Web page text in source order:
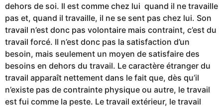
dehors de soi. Il est comme chez lui quand il ne travaille
pas et, quand il travaille, il ne se sent pas chez lui. Son
travail n’est donc pas volontaire mais contraint, c’est du
travail forcé. Il n’est donc pas la satisfaction d’un
besoin, mais seulement un moyen de satisfaire des
besoins en dehors du travail. Le caractère étranger du
travail apparaît nettement dans le fait que, dès qu’il
n’existe pas de contrainte physique ou autre, le travail
est fui comme la peste. Le travail extérieur, le travail